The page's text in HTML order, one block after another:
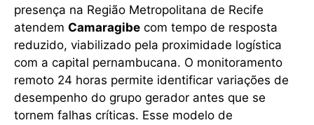
presença na Região Metropolitana de Recife
atendem Camaragibe com tempo de resposta
reduzido, viabilizado pela proximidade logística
com a capital pernambucana. O monitoramento
remoto 24 horas permite identificar variações de
desempenho do grupo gerador antes que se
tornem falhas críticas. Esse modelo de